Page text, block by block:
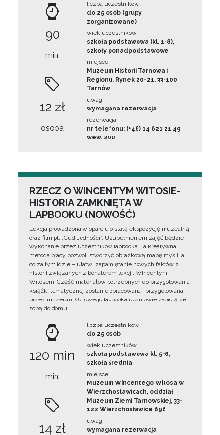
90
min.
12 zł
osoba
liczba uczestników
do 25 osób (grupy
zorganizowane)
wiek uczestników
szkoła podstawowa (kl. 1-8),
szkoły ponadpodstawowe
miejsce
Muzeum Historii Tarnowa i
Regionu, Rynek 20-21, 33-100
Tarnów
uwagi
wymagana rezerwacja
rezerwacja
nr telefonu: (+48) 14 621 21 49
wew. 200
RZECZ O WINCENTYM WITOSIE-
HISTORIA ZAMKNIĘTA W
LAPBOOKU (NOWOŚĆ)
Lekcja prowadzona w oparciu o stałą ekspozycję muzealną
oraz film pt. „Cud Jedności”. Uzupełnieniem zajęć będzie
wykonanie przez uczestników lapbooka. Ta kreatywna
metoda pracy pozwoli stworzyć obrazkową mapę myśli, a
co za tym idzie – ułatwi zapamiętanie nowych faktów z
historii związanych z bohaterem lekcji, Wincentym
Witosem. Część materiałów potrzebnych do przygotowania
książki tematycznej zostanie opracowana i przygotowana
przez muzeum. Gotowego lapbooka uczniowie zabiorą ze
sobą do domu.
120 min
min.
14 zł
liczba uczestników
do 25 osób
wiek uczestników
szkoła podstawowa kl. 5-8,
szkoła średnia
miejsce
Muzeum Wincentego Witosa w
Wierzchosławicach, oddział
Muzeum Ziemi Tarnowskiej, 33-
122 Wierzchosławice 698
uwagi
wymagana rezerwacja